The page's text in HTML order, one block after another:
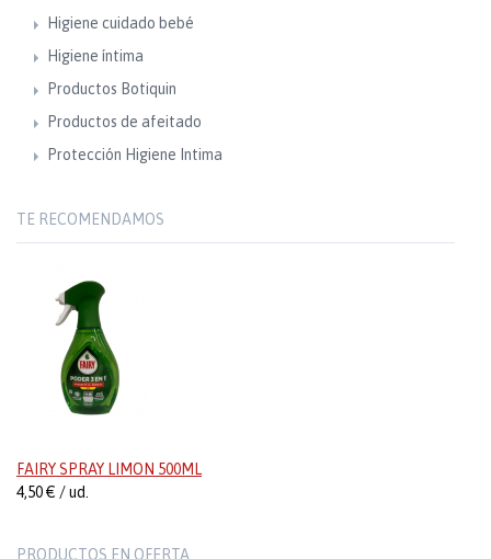
Higiene cuidado bebé
Higiene íntima
Productos Botiquin
Productos de afeitado
Protección Higiene Intima
TE RECOMENDAMOS
FAIRY SPRAY LIMON 500ML
4,50 € / ud.
PRODUCTOS EN OFERTA